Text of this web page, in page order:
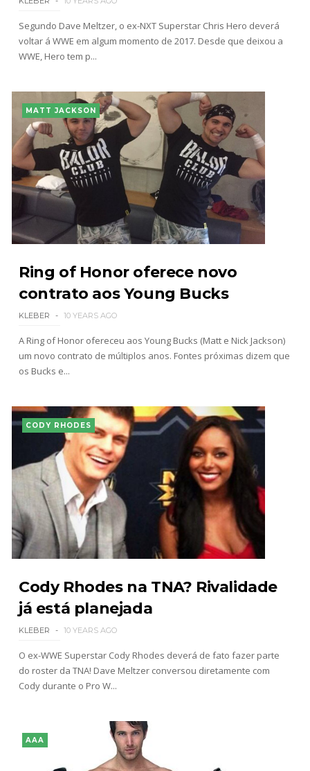
Segundo Dave Meltzer, o ex-NXT Superstar Chris Hero deverá
voltar á WWE em algum momento de 2017. Desde que deixou a
WWE, Hero tem p...
MATT JACKSON
Ring of Honor oferece novo
contrato aos Young Bucks
KLEBER 10 YEARS AGO
A Ring of Honor ofereceu aos Young Bucks (Matt e Nick Jackson)
um novo contrato de múltiplos anos. Fontes próximas dizem que
os Bucks e...
CODY RHODES
Cody Rhodes na TNA? Rivalidade
já está planejada
KLEBER 10 YEARS AGO
O ex-WWE Superstar Cody Rhodes deverá de fato fazer parte
do roster da TNA! Dave Meltzer conversou diretamente com
Cody durante o Pro W...
AAA